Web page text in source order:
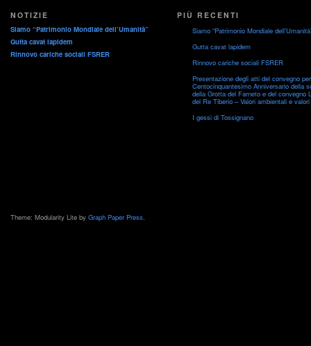
NOTIZIE
Siamo “Patrimonio Mondiale dell’Umanità”
Gutta cavat lapidem
Rinnovo cariche sociali FSRER
PIÙ RECENTI
Siamo “Patrimonio Mondiale
Gutta cavat lapidem
Rinnovo cariche sociali FSRER
Presentazione degli atti del convegno
Centocinquantesimo Anniversario della
della Grotta del Farneto e del convegno
del Re Tiberio – Valori ambientali e
I gessi di Tossignano
Theme: Modularity Lite by Graph Paper Press.